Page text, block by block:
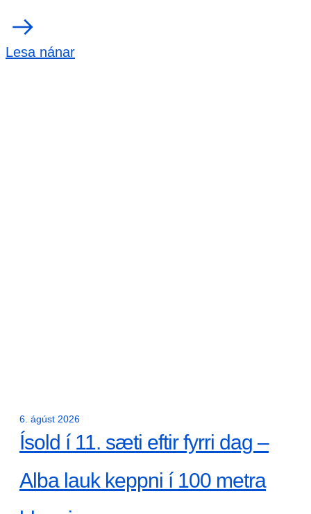
Lesa nánar
6. ágúst 2026
Ísold í 11. sæti eftir fyrri dag –
Alba lauk keppni í 100 metra